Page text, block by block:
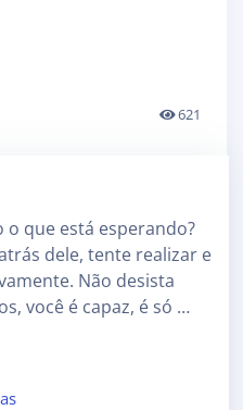
621
que está esperando?
dele, tente realizar e
Não desista
você é capaz, é só …